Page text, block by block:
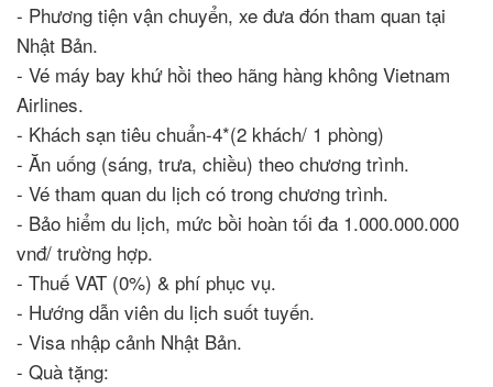
- Phương tiện vận chuyển, xe đưa đón tham quan tại
Nhật Bản.
- Vé máy bay khứ hồi theo hãng hàng không Vietnam
Airlines.
- Khách sạn tiêu chuẩn-4*(2 khách/ 1 phòng)
- Ăn uống (sáng, trưa, chiều) theo chương trình.
- Vé tham quan du lịch có trong chương trình.
- Bảo hiểm du lịch, mức bồi hoàn tối đa 1.000.000.000
vnđ/ trường hợp.
- Thuế VAT (0%) & phí phục vụ.
- Hướng dẫn viên du lịch suốt tuyến.
- Visa nhập cảnh Nhật Bản.
- Quà tặng: